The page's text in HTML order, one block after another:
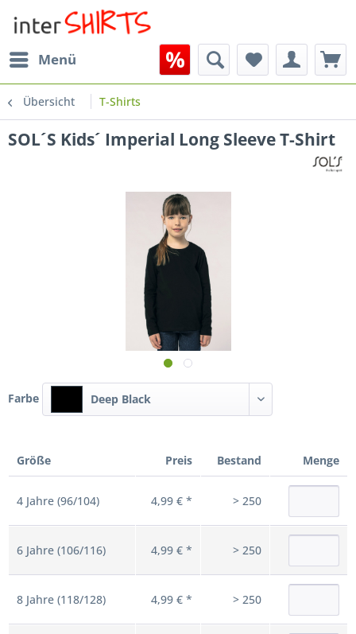
Menü
Übersicht T-Shirts
SOL´S Kids´ Imperial Long Sleeve T-Shirt
Farbe Deep Black
Größe Preis Bestand Menge
4 Jahre (96/104) 4,99 € * > 250
6 Jahre (106/116) 4,99 € * > 250
8 Jahre (118/128) 4,99 € * > 250